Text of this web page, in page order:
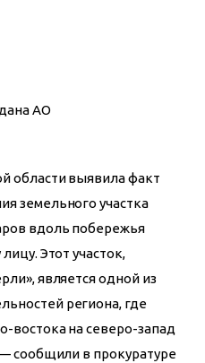
АО
области выявила факт
земельного участка
вдоль побережья
Этот участок,
является одной из
региона, где
востока на северо-запад
сообщили в прокуратуре